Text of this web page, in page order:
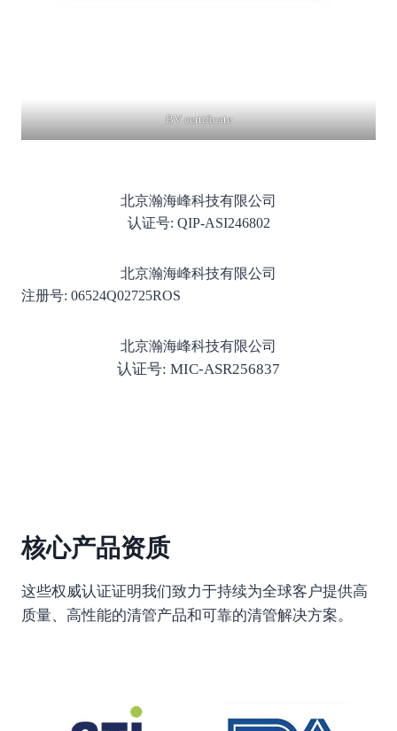
BV certificate
北京瀚海峰科技有限公司
认证号: QIP-ASI246802
北京瀚海峰科技有限公司
注册号: 06524Q02725ROS
北京瀚海峰科技有限公司
认证号: MIC-ASR256837
核心产品资质
这些权威认证证明我们致力于持续为全球客户提供高
质量、高性能的清管产品和可靠的清管解决方案。